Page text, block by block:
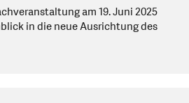
am 19. Juni 2025
in die neue Ausrichtung des